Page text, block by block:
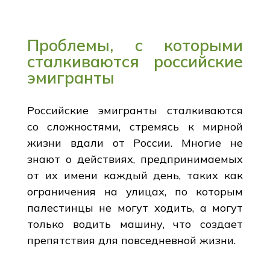
Проблемы, с которыми
сталкиваются российские
эмигранты
Российские эмигранты сталкиваются
со сложностями, стремясь к мирной
жизни вдали от России. Многие не
знают о действиях, предпринимаемых
от их имени каждый день, таких как
ограничения на улицах, по которым
палестинцы не могут ходить, а могут
только водить машину, что создает
препятствия для повседневной жизни.